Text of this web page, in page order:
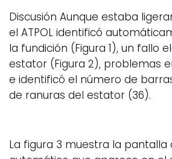
Discusión Aunque estaba
el ATPOL identificó
la fundición (Figura 1), un fallo
estator (Figura 2), problemas
e identificó el número de
de ranuras del estator (36).
La figura 3 muestra la pantalla